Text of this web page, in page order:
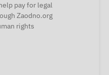
pay for legal
Zaodno.org
rights